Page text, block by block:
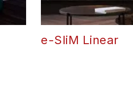
e-SliM Linear